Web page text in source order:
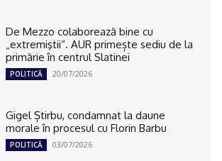
De Mezzo colaborează bine cu
„extremiştii“. AUR primește sediu de la
primărie în centrul Slatinei
POLITICĂ 20/07/2026
Gigel Știrbu, condamnat la daune
morale în procesul cu Florin Barbu
POLITICĂ 03/07/2026